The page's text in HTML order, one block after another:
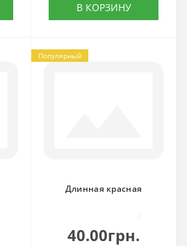
В КОРЗИНУ
Популярный
Длинная красная
40.00грн.